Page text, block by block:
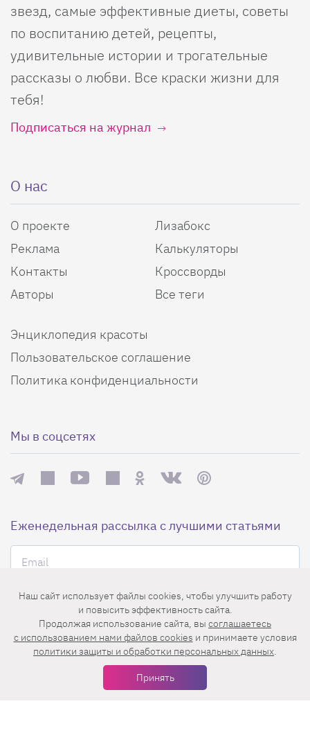
звезд, самые эффективные диеты, советы
по воспитанию детей, рецепты,
удивительные истории и трогательные
рассказы о любви. Все краски жизни для
тебя!
Подписаться на журнал
О нас
О проекте
Реклама
Контакты
Авторы
Лизабокс
Калькуляторы
Кроссворды
Все теги
Энциклопедия красоты
Пользовательское соглашение
Политика конфиденциальности
Мы в соцсетях
Еженедельная рассылка с лучшими статьями
Нажимая на кнопку «Подписаться», вы принимаете условия
пользовательского соглашения,политики конфиденциальности
Наш сайт использует файлы cookies, чтобы улучшить работу
и повысить эффективность сайта.
Продолжая использование сайта, вы соглашаетесь
c использованием нами файлов cookies и принимаете условия
политики защиты и обработки персональных данных.
Принять